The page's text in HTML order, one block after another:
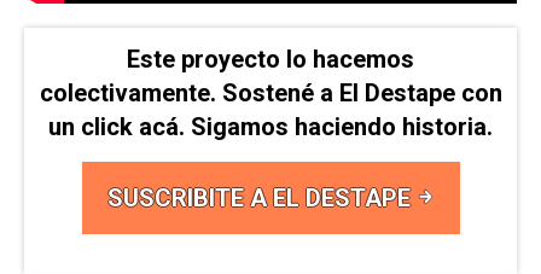
Este proyecto lo hacemos
colectivamente. Sostené a El Destape con
un click acá. Sigamos haciendo historia.
SUSCRIBITE A EL DESTAPE